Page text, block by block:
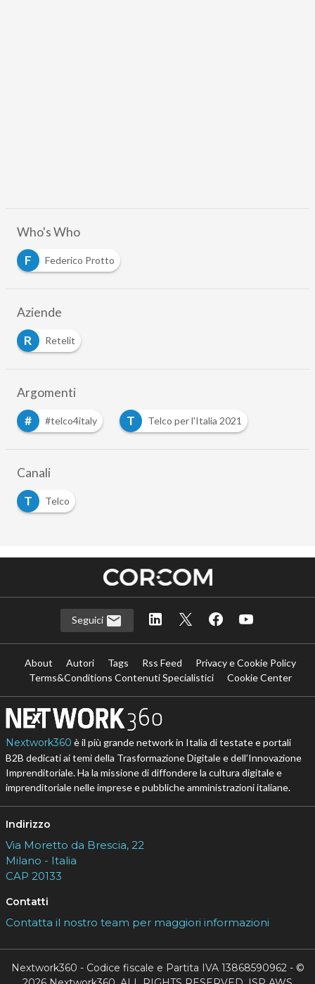
Who's Who
F
Federico Protto
Aziende
R
Retelit
Argomenti
#
#telco4italy T Telco per l'Italia 2021
Canali
T
Telco
Seguici
About Autori Tags Rss Feed
Privacy e Cookie Policy
Terms&Conditions Contenuti Specialistici
Cookie Center
Nextwork360 è il più grande network in Italia di testate e portali
B2B dedicati ai temi della Trasformazione Digitale e dell’Innovazione
Imprenditoriale. Ha la missione di diffondere la cultura digitale e
imprenditoriale nelle imprese e pubbliche amministrazioni italiane.
Indirizzo
Via Moretto da Brescia, 22
Milano - Italia
CAP 20133
Contatti
Contatta il nostro team per maggiori informazioni
Nextwork360 - Codice fiscale e Partita IVA 13868590962 - ©